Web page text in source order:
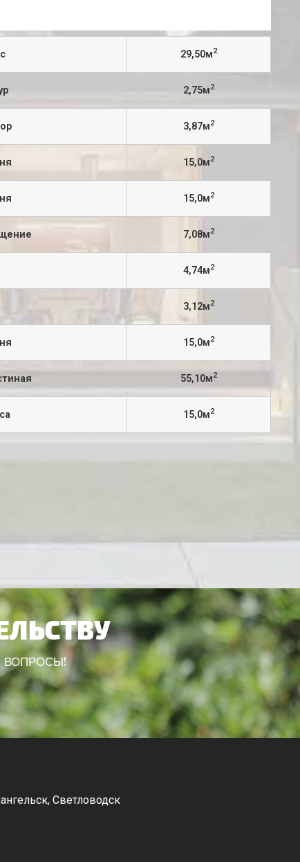
29,50м2
2,75м2
3,87м2
15,0м2
15,0м2
7,08м2
4,74м2
3,12м2
15,0м2
55,10м2
15,0м2
ВОПРОСЫ!
Светловодск
Корсунь-Шевченковский,